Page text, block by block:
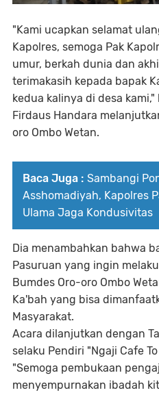
"Kami ucapkan selamat
Kapolres, semoga Pak
umur, berkah dunia dan
terimakasih kepada bapak
kedua kalinya di desa
Firdaus Handara
oro Ombo Wetan.
Baca Juga : Sambangi
Asshomadiyah, Kapolres
Ulama Jaga Kondusivitas
Dia menambahkan bahwa
Pasuruan yang ingin
Bumdes Oro-oro Ombo
Ka'bah yang bisa
Masyarakat.
Acara dilanjutkan dengan
selaku Pendiri "Ngaji Cafe
"Semoga pembukaan
menyempurnakan ibadah